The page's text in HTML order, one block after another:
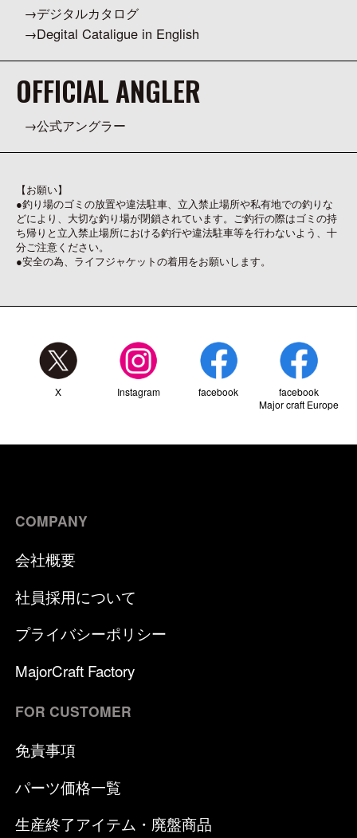
デジタルカタログ
Degital Cataligue in English
OFFICIAL ANGLER
公式アングラー
【お願い】
●釣り場のゴミの放置や違法駐車、立入禁止場所や私有地での釣りな
どにより、大切な釣り場が閉鎖されています。ご釣行の際はゴミの持
ち帰りと立入禁止場所における釣行や違法駐車等を行わないよう、十
分ご注意ください。
●安全の為、ライフジャケットの着用をお願いします。
X Instagram facebook
facebook
Major craft Europe
COMPANY
会社概要
社員採用について
プライバシーポリシー
MajorCraft Factory
FOR CUSTOMER
免責事項
パーツ価格一覧
生産終了アイテム・廃盤商品